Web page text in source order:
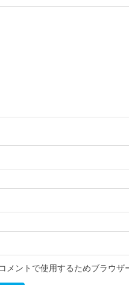
メントで使用するためブラウ